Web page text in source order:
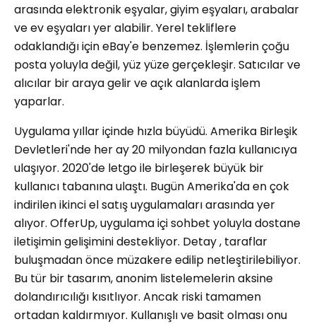
arasında elektronik eşyalar, giyim eşyaları, arabalar
ve ev eşyaları yer alabilir. Yerel tekliflere
odaklandığı için eBay'e benzemez. İşlemlerin çoğu
posta yoluyla değil, yüz yüze gerçekleşir. Satıcılar ve
alıcılar bir araya gelir ve açık alanlarda işlem
yaparlar.
Uygulama yıllar içinde hızla büyüdü. Amerika Birleşik
Devletleri'nde her ay 20 milyondan fazla kullanıcıya
ulaşıyor. 2020'de letgo ile birleşerek büyük bir
kullanıcı tabanına ulaştı. Bugün Amerika'da en çok
indirilen ikinci el satış uygulamaları arasında yer
alıyor. OfferUp, uygulama içi sohbet yoluyla dostane
iletişimin gelişimini destekliyor. Detay , taraflar
buluşmadan önce müzakere edilip netleştirilebiliyor.
Bu tür bir tasarım, anonim listelemelerin aksine
dolandırıcılığı kısıtlıyor. Ancak riski tamamen
ortadan kaldırmıyor. Kullanışlı ve basit olması onu